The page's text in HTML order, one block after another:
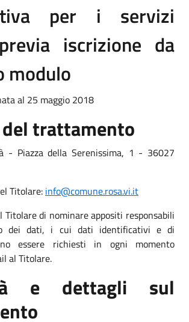
per i servizi
iscrizione da
modulo
al 25 maggio 2018
trattamento
- Piazza della Serenissima, 1 - 36027
Titolare: info@comune.rosa.vi.it
Titolare di nominare appositi responsabili
dei dati, i cui dati identificativi e di
essere richiesti in ogni momento
al Titolare.
e dettagli sul